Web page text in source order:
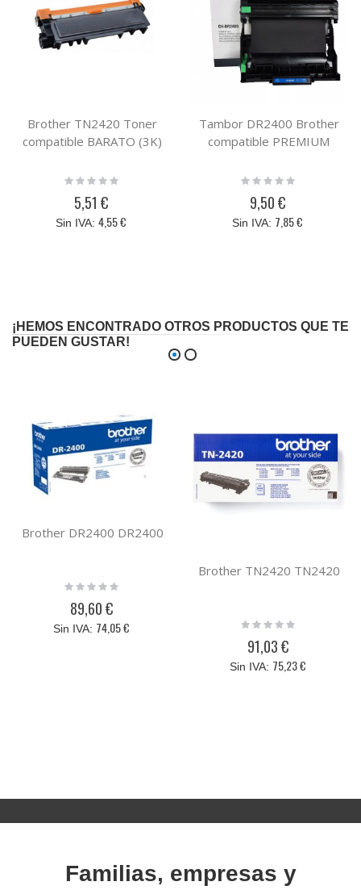
Brother TN2420 Toner
compatible BARATO (3K)
Rating:
5,51 €
4,55 €
Tambor DR2400 Brother
compatible PREMIUM
Rating:
9,50 €
7,85 €
¡HEMOS ENCONTRADO OTROS PRODUCTOS QUE TE
PUEDEN GUSTAR!
Brother DR2400 DR2400
Rating:
89,60 €
74,05 €
Brother TN2420 TN2420
Rating:
91,03 €
75,23 €
Familias, empresas y